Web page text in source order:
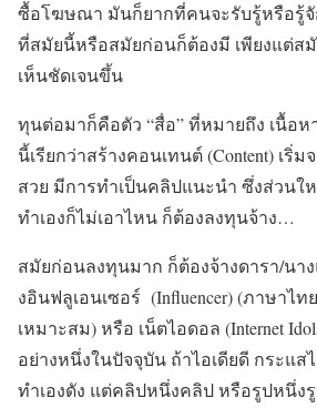
ซื้อโฆษณา มันก็ยากที่คนจะรับรู้หรือรู้จั
ที่สมัยนี้หรือสมัยก่อนก็ต้องมี เพียงแต่ส
เห็นชัดเจนขึ้น
ทุนต่อมาก็คือตัว “สื่อ” ที่หมายถึง เนื้อ
นี้เรียกว่าสร้างคอนเทนต์ (Content) เริ่
สวย มีการทำเป็นคลิปแนะนำ ซึ่งส่วนใ
ทำเองก็ไม่เอาไหน ก็ต้องลงทุนจ้าง…
สมัยก่อนลงทุนมาก ก็ต้องจ้างดารา/นา
งอินฟลูเอนเซอร์ (Influencer) (ภาษาไท
เหมาะสม) หรือ เน็ตไอดอล (Internet
อย่างหนึ่งในปัจจุบัน ถ้าไอเดียดี กระแส
ทำเองดัง แต่คลิปหนึ่งคลิป หรือรูปหนึ่ง